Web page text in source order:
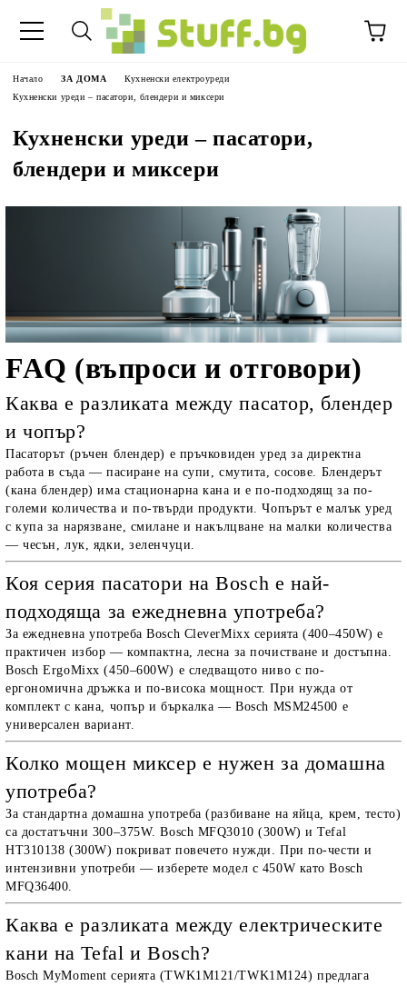
Начало ЗА ДОМА
Кухненски електроуреди
Кухненски уреди – пасатори, блендери и миксери
Кухненски уреди – пасатори,
блендери и миксери
FAQ (въпроси и отговори)
Каква е разликата между пасатор, блендер
и чопър?
Пасаторът (ръчен блендер) е пръчковиден уред за директна
работа в съда — пасиране на супи, смутита, сосове. Блендерът
(кана блендер) има стационарна кана и е по-подходящ за по-
големи количества и по-твърди продукти. Чопърът е малък уред
с купа за нарязване, смилане и накълцване на малки количества
— чесън, лук, ядки, зеленчуци.
Коя серия пасатори на Bosch е най-
подходяща за ежедневна употреба?
За ежедневна употреба Bosch CleverMixx серията (400–450W) е
практичен избор — компактна, лесна за почистване и достъпна.
Bosch ErgoMixx (450–600W) е следващото ниво с по-
ергономична дръжка и по-висока мощност. При нужда от
комплект с кана, чопър и бъркалка — Bosch MSM24500 е
универсален вариант.
Колко мощен миксер е нужен за домашна
употреба?
За стандартна домашна употреба (разбиване на яйца, крем, тесто)
са достатъчни 300–375W. Bosch MFQ3010 (300W) и Tefal
HT310138 (300W) покриват повечето нужди. При по-чести и
интензивни употреби — изберете модел с 450W като Bosch
MFQ36400.
Каква е разликата между електрическите
кани на Tefal и Bosch?
Bosch MyMoment серията (TWK1M121/TWK1M124) предлага